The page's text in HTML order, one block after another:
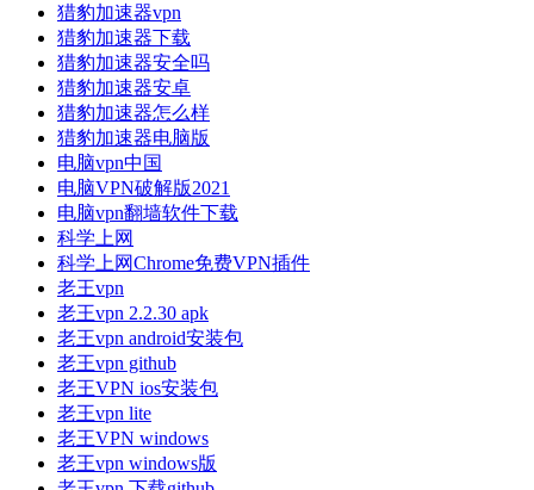
猎豹加速器vpn
猎豹加速器下载
猎豹加速器安全吗
猎豹加速器安卓
猎豹加速器怎么样
猎豹加速器电脑版
电脑vpn中国
电脑VPN破解版2021
电脑vpn翻墙软件下载
科学上网
科学上网Chrome免费VPN插件
老王vpn
老王vpn 2.2.30 apk
老王vpn android安装包
老王vpn github
老王VPN ios安装包
老王vpn lite
老王VPN windows
老王vpn windows版